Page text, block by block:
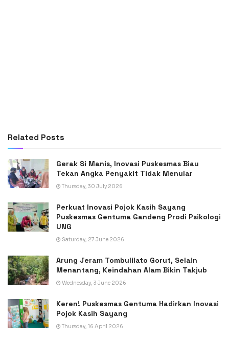
Related Posts
Gerak Si Manis, Inovasi Puskesmas Biau
Tekan Angka Penyakit Tidak Menular
Thursday, 30 July 2026
Perkuat Inovasi Pojok Kasih Sayang
Puskesmas Gentuma Gandeng Prodi Psikologi
UNG
Saturday, 27 June 2026
Arung Jeram Tombulilato Gorut, Selain
Menantang, Keindahan Alam Bikin Takjub
Wednesday, 3 June 2026
Keren! Puskesmas Gentuma Hadirkan Inovasi
Pojok Kasih Sayang
Thursday, 16 April 2026